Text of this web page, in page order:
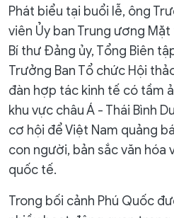
Phát biểu tại buổi lễ, ông
viên Ủy ban Trung ương
Bí thư Đảng ủy, Tổng Biên
Trưởng Ban Tổ chức Hội
đàn hợp tác kinh tế có tầm
khu vực châu Á - Thái Bình
cơ hội để Việt Nam quảng
con người, bản sắc văn hóa
quốc tế.
Trong bối cảnh Phú Quốc